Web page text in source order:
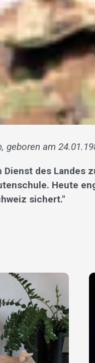
geboren am
Dienst des Landes
Heute
sichert."